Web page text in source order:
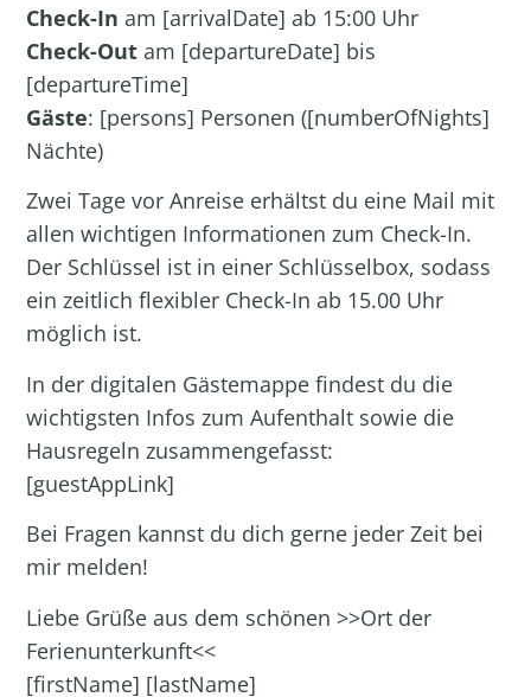
Check-Inam [arrivalDate] ab 15:00 Uhr
Check-Out am [departureDate] bis
[departureTime]
Gäste: [persons] Personen ([numberOfNights]
Nächte)
Zwei Tage vor Anreise erhältst du eine Mail mit
allen wichtigen Informationen zum Check-In.
Der Schlüssel ist in einer Schlüsselbox, sodass
ein zeitlich flexibler Check-In ab 15.00 Uhr
möglich ist.
In der digitalen Gästemappe findest du die
wichtigsten Infos zum Aufenthalt sowie die
Hausregeln zusammengefasst:
[guestAppLink]
Bei Fragen kannst du dich gerne jeder Zeit bei
mir melden!
Liebe Grüße aus dem schönen >>Ort der
Ferienunterkunft<<
[firstName] [lastName]